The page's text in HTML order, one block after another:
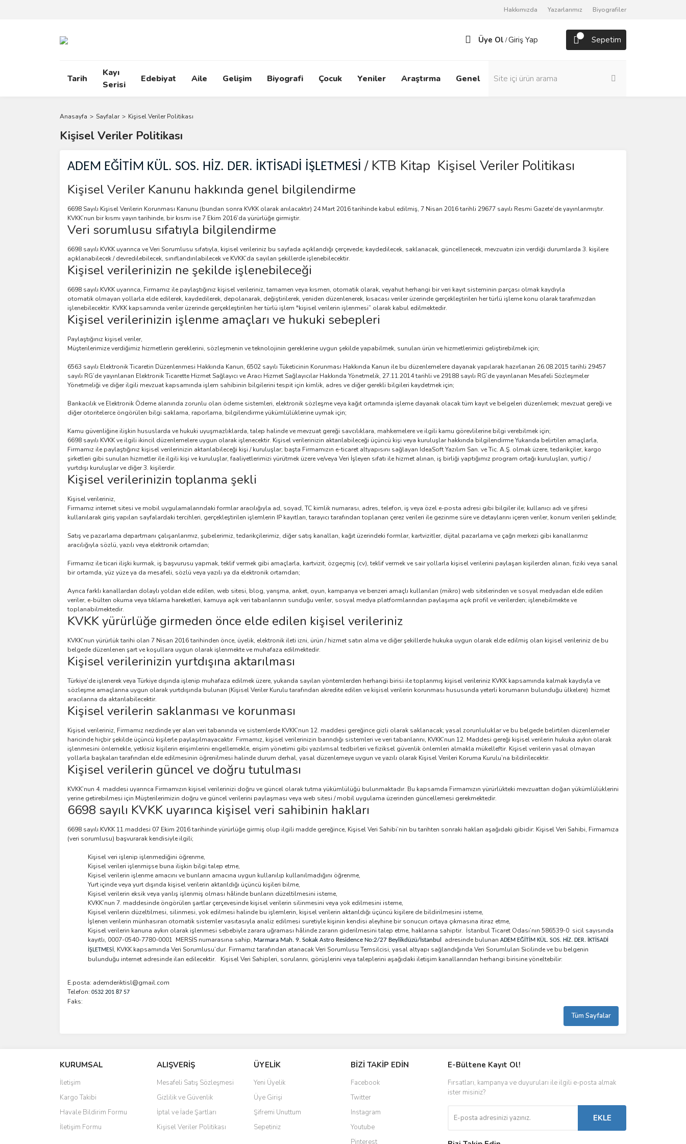
Hakkımızda Yazarlarımız Biyografiler
Üye Ol /Giriş Yap Sepetim
Tarih
Kayı
Serisi
Edebiyat Aile Gelişim Biyografi Çocuk Yeniler Araştırma Genel Roman
Anasayfa Sayfalar Kişisel Veriler Politikası
Kişisel Veriler Politikası
ADEM EĞİTİM KÜL. SOS. HİZ. DER. İKTİSADİ İŞLETMESİ/ KTB Kitap Kişisel Veriler Politikası
Kişisel Veriler Kanunu hakkında genel bilgilendirme
6698 Sayılı Kişisel Verilerin Korunması Kanunu (bundan sonra KVKK olarak anılacaktır) 24 Mart 2016 tarihinde kabul edilmiş, 7 Nisan 2016 tarihli 29677 sayılı Resmi Gazete’de yayınlanmıştır.
KVKK’nun bir kısmı yayın tarihinde, bir kısmı ise 7 Ekim 2016’da yürürlüğe girmiştir.
Veri sorumlusu sıfatıyla bilgilendirme
6698 sayılı KVKK uyarınca ve Veri Sorumlusu sıfatıyla, kişisel verileriniz bu sayfada açıklandığı çerçevede; kaydedilecek, saklanacak, güncellenecek, mevzuatın izin verdiği durumlarda 3. kişilere
açıklanabilecek / devredilebilecek, sınıflandırılabilecek ve KVKK’da sayılan şekillerde işlenebilecektir.
Kişisel verilerinizin ne şekilde işlenebileceği
6698 sayılı KVKK uyarınca, Firmamız ile paylaştığınız kişisel verileriniz, tamamen veya kısmen, otomatik olarak, veyahut herhangi bir veri kayıt sisteminin parçası olmak kaydıyla
otomatik olmayan yollarla elde edilerek, kaydedilerek, depolanarak, değiştirilerek, yeniden düzenlenerek, kısacası veriler üzerinde gerçekleştirilen her türlü işleme konu olarak tarafımızdan
işlenebilecektir. KVKK kapsamında veriler üzerinde gerçekleştirilen her türlü işlem "kişisel verilerin işlenmesi” olarak kabul edilmektedir.
Kişisel verilerinizin işlenme amaçları ve hukuki sebepleri
Paylaştığınız kişisel veriler,
Müşterilerimize verdiğimiz hizmetlerin gereklerini, sözleşmenin ve teknolojinin gereklerine uygun şekilde yapabilmek, sunulan ürün ve hizmetlerimizi geliştirebilmek için;
6563 sayılı Elektronik Ticaretin Düzenlenmesi Hakkında Kanun, 6502 sayılı Tüketicinin Korunması Hakkında Kanun ile bu düzenlemelere dayanak yapılarak hazırlanan 26.08.2015 tarihli 29457
sayılı RG’de yayınlanan Elektronik Ticarette Hizmet Sağlayıcı ve Aracı Hizmet Sağlayıcılar Hakkında Yönetmelik, 27.11.2014 tarihli ve 29188 sayılı RG’de yayınlanan Mesafeli Sözleşmeler
Yönetmeliği ve diğer ilgili mevzuat kapsamında işlem sahibinin bilgilerini tespit için kimlik, adres ve diğer gerekli bilgileri kaydetmek için;
Bankacılık ve Elektronik Ödeme alanında zorunlu olan ödeme sistemleri, elektronik sözleşme veya kağıt ortamında işleme dayanak olacak tüm kayıt ve belgeleri düzenlemek; mevzuat gereği ve
diğer otoritelerce öngörülen bilgi saklama, raporlama, bilgilendirme yükümlülüklerine uymak için;
Kamu güvenliğine ilişkin hususlarda ve hukuki uyuşmazlıklarda, talep halinde ve mevzuat gereği savcılıklara, mahkemelere ve ilgili kamu görevlilerine bilgi verebilmek için;
6698 sayılı KVKK ve ilgili ikincil düzenlemelere uygun olarak işlenecektir. Kişisel verilerinizin aktarılabileceği üçüncü kişi veya kuruluşlar hakkında bilgilendirme Yukarıda belirtilen amaçlarla,
Firmamız ile paylaştığınız kişisel verilerinizin aktarılabileceği kişi / kuruluşlar; başta Firmamızın e-ticaret altyapısını sağlayan IdeaSoft Yazılım San. ve Tic. A.Ş. olmak üzere, tedarikçiler, kargo
şirketleri gibi sunulan hizmetler ile ilgili kişi ve kuruluşlar, faaliyetlerimizi yürütmek üzere ve/veya Veri İşleyen sıfatı ile hizmet alınan, iş birliği yaptığımız program ortağı kuruluşları, yurtiçi /
yurtdışı kuruluşlar ve diğer 3. kişilerdir.
Kişisel verilerinizin toplanma şekli
Kişisel verileriniz,
Firmamız internet sitesi ve mobil uygulamalarındaki formlar aracılığıyla ad, soyad, TC kimlik numarası, adres, telefon, iş veya özel e-posta adresi gibi bilgiler ile; kullanıcı adı ve şifresi
kullanılarak giriş yapılan sayfalardaki tercihleri, gerçekleştirilen işlemlerin IP kayıtları, tarayıcı tarafından toplanan çerez verileri ile gezinme süre ve detaylarını içeren veriler, konum verileri şeklinde;
Satış ve pazarlama departmanı çalışanlarımız, şubelerimiz, tedarikçilerimiz, diğer satış kanalları, kağıt üzerindeki formlar, kartvizitler, dijital pazarlama ve çağrı merkezi gibi kanallarımız
aracılığıyla sözlü, yazılı veya elektronik ortamdan;
Firmamız ile ticari ilişki kurmak, iş başvurusu yapmak, teklif vermek gibi amaçlarla, kartvizit, özgeçmiş (cv), teklif vermek ve sair yollarla kişisel verilerini paylaşan kişilerden alınan, fiziki veya sanal
bir ortamda, yüz yüze ya da mesafeli, sözlü veya yazılı ya da elektronik ortamdan;
Ayrıca farklı kanallardan dolaylı yoldan elde edilen, web sitesi, blog, yarışma, anket, oyun, kampanya ve benzeri amaçlı kullanılan (mikro) web sitelerinden ve sosyal medyadan elde edilen
veriler, e-bülten okuma veya tıklama hareketleri, kamuya açık veri tabanlarının sunduğu veriler, sosyal medya platformlarından paylaşıma açık profil ve verilerden; işlenebilmekte ve
toplanabilmektedir.
KVKK yürürlüğe girmeden önce elde edilen kişisel verileriniz
KVKK’nun yürürlük tarihi olan 7 Nisan 2016 tarihinden önce, üyelik, elektronik ileti izni, ürün / hizmet satın alma ve diğer şekillerde hukuka uygun olarak elde edilmiş olan kişisel verileriniz de bu
belgede düzenlenen şart ve koşullara uygun olarak işlenmekte ve muhafaza edilmektedir.
Kişisel verilerinizin yurtdışına aktarılması
Türkiye’de işlenerek veya Türkiye dışında işlenip muhafaza edilmek üzere, yukarıda sayılan yöntemlerden herhangi birisi ile toplanmış kişisel verileriniz KVKK kapsamında kalmak kaydıyla ve
sözleşme amaçlarına uygun olarak yurtdışında bulunan (Kişisel Veriler Kurulu tarafından akredite edilen ve kişisel verilerin korunması hususunda yeterli korumanın bulunduğu ülkelere) hizmet
aracılarına da aktarılabilecektir.
Kişisel verilerin saklanması ve korunması
Kişisel verileriniz, Firmamız nezdinde yer alan veri tabanında ve sistemlerde KVKK’nun 12. maddesi gereğince gizli olarak saklanacak; yasal zorunluluklar ve bu belgede belirtilen düzenlemeler
haricinde hiçbir şekilde üçüncü kişilerle paylaşılmayacaktır. Firmamız, kişisel verilerinizin barındığı sistemleri ve veri tabanlarını, KVKK’nun 12. Maddesi gereği kişisel verilerin hukuka aykırı olarak
işlenmesini önlemekle, yetkisiz kişilerin erişimlerini engellemekle, erişim yönetimi gibi yazılımsal tedbirleri ve fiziksel güvenlik önlemleri almakla mükelleftir. Kişisel verilerin yasal olmayan
yollarla başkaları tarafından elde edilmesinin öğrenilmesi halinde durum derhal, yasal düzenlemeye uygun ve yazılı olarak Kişisel Verileri Koruma Kurulu’na bildirilecektir.
Kişisel verilerin güncel ve doğru tutulması
KVKK’nun 4. maddesi uyarınca Firmamızın kişisel verilerinizi doğru ve güncel olarak tutma yükümlülüğü bulunmaktadır. Bu kapsamda Firmamızın yürürlükteki mevzuattan doğan yükümlülüklerini
yerine getirebilmesi için Müşterilerimizin doğru ve güncel verilerini paylaşması veya web sitesi / mobil uygulama üzerinden güncellemesi gerekmektedir.
6698 sayılı KVKK uyarınca kişisel veri sahibinin hakları
6698 sayılı KVKK 11.maddesi 07 Ekim 2016 tarihinde yürürlüğe girmiş olup ilgili madde gereğince, Kişisel Veri Sahibi’nin bu tarihten sonraki hakları aşağıdaki gibidir: Kişisel Veri Sahibi, Firmamıza
(veri sorumlusu) başvurarak kendisiyle ilgili;
Kişisel veri işlenip işlenmediğini öğrenme,
Kişisel verileri işlenmişse buna ilişkin bilgi talep etme,
Kişisel verilerin işlenme amacını ve bunların amacına uygun kullanılıp kullanılmadığını öğrenme,
Yurt içinde veya yurt dışında kişisel verilerin aktarıldığı üçüncü kişileri bilme,
Kişisel verilerin eksik veya yanlış işlenmiş olması hâlinde bunların düzeltilmesini isteme,
KVKK’nun 7. maddesinde öngörülen şartlar çerçevesinde kişisel verilerin silinmesini veya yok edilmesini isteme,
Kişisel verilerin düzeltilmesi, silinmesi, yok edilmesi halinde bu işlemlerin, kişisel verilerin aktarıldığı üçüncü kişilere de bildirilmesini isteme,
İşlenen verilerin münhasıran otomatik sistemler vasıtasıyla analiz edilmesi suretiyle kişinin kendisi aleyhine bir sonucun ortaya çıkmasına itiraz etme,
Kişisel verilerin kanuna aykırı olarak işlenmesi sebebiyle zarara uğraması hâlinde zararın giderilmesini talep etme, haklarına sahiptir. İstanbul Ticaret Odası’nın 586539-0 sicil sayısında
kayıtlı, 0007-0540-7780-0001 MERSİS numarasına sahip, Marmara Mah. 9. Sokak Astro Residence No:2/27 Beylikdüzü/İstanbul adresinde bulunan ADEM EĞİTİM KÜL. SOS. HİZ. DER. İKTİSADİ
İŞLETMESİ , KVKK kapsamında Veri Sorumlusu’dur. Firmamız tarafından atanacak Veri Sorumlusu Temsilcisi, yasal altyapı sağlandığında Veri Sorumluları Sicilinde ve bu belgenin
bulunduğu internet adresinde ilan edilecektir. Kişisel Veri Sahipleri, sorularını, görüşlerini veya taleplerini aşağıdaki iletişim kanallarından herhangi birisine yöneltebilir:
E.posta: ademderiktisl@gmail.com
Telefon: 0532 201 87 57
Faks:
Tüm Sayfalar
KURUMSAL
İletişim
Kargo Takibi
Havale Bildirim Formu
İletişim Formu
ALIŞVERİŞ
Mesafeli Satış Sözleşmesi
Gizlilik ve Güvenlik
İptal ve İade Şartları
Kişisel Veriler Politikası
ÜYELİK
Yeni Üyelik
Üye Girişi
Şifremi Unuttum
Sepetiniz
BİZİ TAKİP EDİN
Facebook
Twitter
Instagram
Youtube
Pinterest
E-Bültene Kayıt Ol!
Fırsatları, kampanya ve duyuruları ile ilgili e-posta almak
ister misiniz?
EKLE